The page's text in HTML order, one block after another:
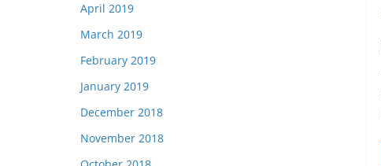
April 2019
March 2019
February 2019
January 2019
December 2018
November 2018